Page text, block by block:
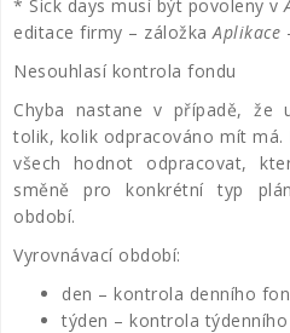
* Sick days musí být povoleny v
editace firmy – záložkaAplikace
Nesouhlasí kontrola fondu
Chyba nastane v případě, že
tolik, kolik odpracováno mít
všech hodnot odpracovat,
směně pro konkrétní typ
období.
Vyrovnávací období:
den – kontrola denního
týden – kontrola